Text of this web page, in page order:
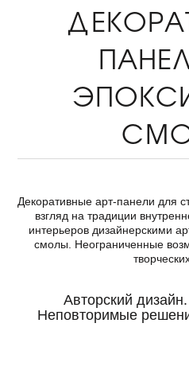
Декоративные арт-панели для
взгляд на традиции
интерьеров дизайнерскими
смолы. Неограниченные
Авторский
Неповторимые